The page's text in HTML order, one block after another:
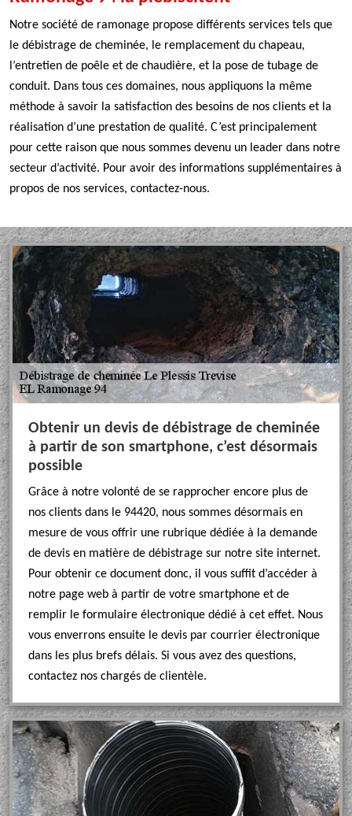
Notre société de ramonage propose différents services tels que
le débistrage de cheminée, le remplacement du chapeau,
l’entretien de poêle et de chaudière, et la pose de tubage de
conduit. Dans tous ces domaines, nous appliquons la même
méthode à savoir la satisfaction des besoins de nos clients et la
réalisation d’une prestation de qualité. C’est principalement
pour cette raison que nous sommes devenu un leader dans notre
secteur d’activité. Pour avoir des informations supplémentaires à
propos de nos services, contactez-nous.
Obtenir un devis de débistrage de cheminée
à partir de son smartphone, c’est désormais
possible
Grâce à notre volonté de se rapprocher encore plus de
nos clients dans le 94420, nous sommes désormais en
mesure de vous offrir une rubrique dédiée à la demande
de devis en matière de débistrage sur notre site internet.
Pour obtenir ce document donc, il vous suffit d’accéder à
notre page web à partir de votre smartphone et de
remplir le formulaire électronique dédié à cet effet. Nous
vous enverrons ensuite le devis par courrier électronique
dans les plus brefs délais. Si vous avez des questions,
contactez nos chargés de clientèle.